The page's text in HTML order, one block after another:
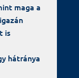
maga a
is
hátránya